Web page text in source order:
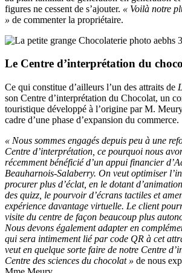
figures ne cessent de s’ajouter. « Voilà notre
» de commenter la propriétaire.
Le Centre d’interprétation du
Ce qui constitue d’ailleurs l’un des attraits de
son Centre d’interprétation du Chocolat, un
touristique développé à l’origine par M.
cadre d’une phase d’expansion du commerce.
« Nous sommes engagés depuis peu à une
Centre d’interprétation, ce pourquoi nous
récemment bénéficié d’un appui financier
Beauharnois-Salaberry. On veut optimiser
procurer plus d’éclat, en le dotant
des quizz, le pourvoir d’écrans tactiles et
expérience davantage virtuelle. Le client
visite du centre de façon beaucoup plus
Nous devons également adapter en
qui sera intimement lié par code QR à cet
veut en quelque sorte faire de notre Centre
Centre des sciences du chocolat » de nous